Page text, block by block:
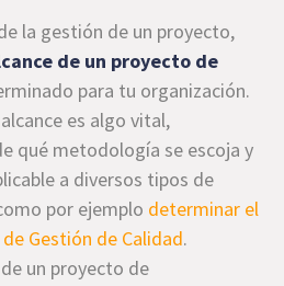
la gestión de un proyecto,
de un proyecto de
para tu organización.
es algo vital,
qué metodología se escoja y
a diversos tipos de
por ejemplo determinar el
Gestión de Calidad.
un proyecto de